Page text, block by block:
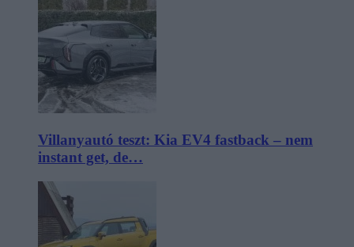
Villanyautó teszt: Kia EV4 fastback – nem
instant get, de…